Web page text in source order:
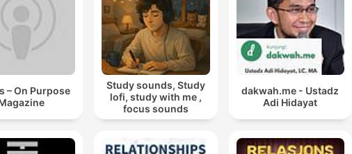
– On Purpose
Study sounds, Study
lofi, study with me ,
focus sounds
dakwah.me - Ustadz
Adi Hidayat